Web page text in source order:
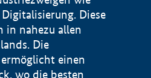
Diese
in nahezu allen
Die
einen
wo die besten